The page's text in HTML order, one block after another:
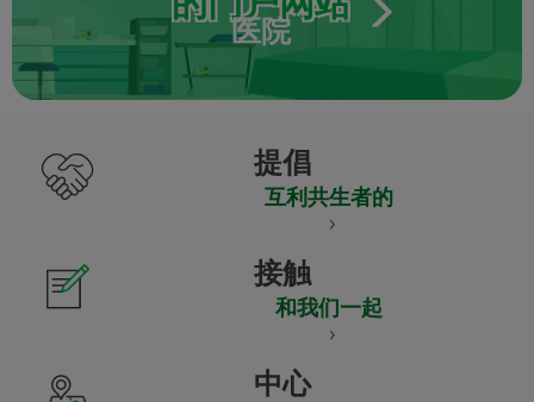
医院
提倡
互利共生者的
接触
和我们一起
中心